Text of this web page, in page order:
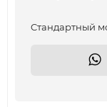
Cтандартный